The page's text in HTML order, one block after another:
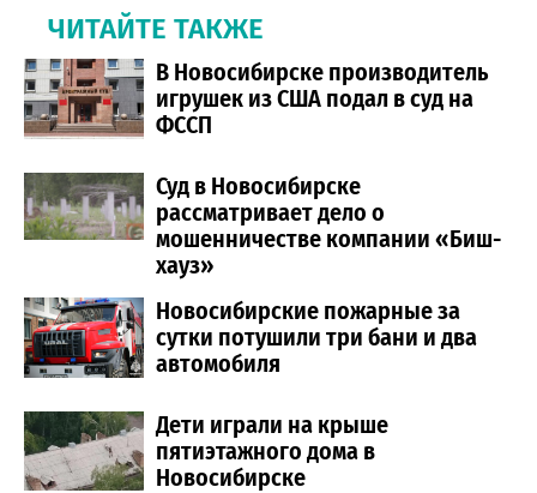
ЧИТАЙТЕ ТАКЖЕ
В Новосибирске производитель
игрушек из США подал в суд на
ФССП
Суд в Новосибирске
рассматривает дело о
мошенничестве компании «Биш-
хауз»
Новосибирские пожарные за
сутки потушили три бани и два
автомобиля
Дети играли на крыше
пятиэтажного дома в
Новосибирске